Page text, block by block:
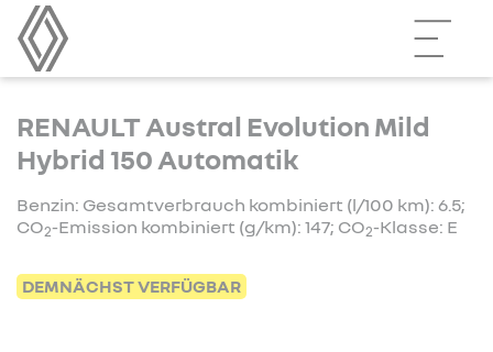
RENAULT Austral Evolution Mild
Hybrid 150 Automatik
Benzin: Gesamtverbrauch kombiniert (l/100 km): 6.5;
CO2-Emission kombiniert (g/km): 147; CO2-Klasse: E
DEMNÄCHST VERFÜGBAR